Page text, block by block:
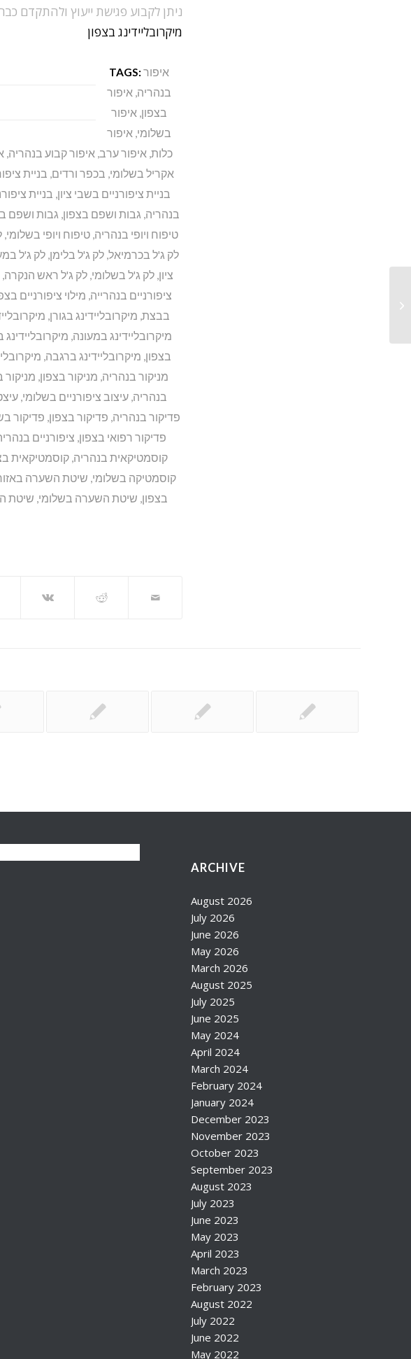
ניתן לקבוע פגישת ייעוץ ולהתקדם
מיקרובליידינג בצפון
TAGS:איפור
בנהריה, איפור
בצפון, איפור
בשלומי, איפור
כלות, איפור ערב, איפור קבוע בנהריה,
אקריל בשלומי, בכפר ורדים, בניית
בניית ציפורניים בשבי ציון, בניית
בנהריה, גבות ושפם בצפון, גבות ושפם
טיפוח ויופי בנהריה,טיפוח ויופי בשלומי,
לק ג'ל בכרמיאל, לק ג'ל בלימן, לק ג'ל
ציון,לק ג'ל בשלומי,לק ג'ל ראש הנקרה,
ציפורניים בנהרייה, מילוי ציפורניים
בבצת, מיקרובליידינג בגורן,
מיקרובליידינג במעונה, מיקרובליידינג
בצפון, מיקרובליידינג ברגבה,
מניקור בנהריה, מניקור בצפון, מניקור
בנהריה,עיצוב ציפורניים בשלומי,
פדיקור בנהריה, פדיקור בצפון, פדיקור
פדיקור רפואי בצפון, ציפורניים
קוסמטיקאית בנהריה, קוסמטיקאית
קוסמטיקה בשלומי, שיטת השערה
בצפון, שיטת השערה בשלומי, שיטת
ARCHIVE
August 2026
July 2026
June 2026
May 2026
March 2026
August 2025
July 2025
June 2025
May 2024
April 2024
March 2024
February 2024
January 2024
December 2023
November 2023
October 2023
September 2023
August 2023
July 2023
June 2023
May 2023
April 2023
March 2023
February 2023
August 2022
July 2022
June 2022
May 2022